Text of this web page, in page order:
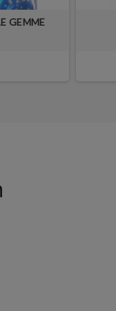
GEMME